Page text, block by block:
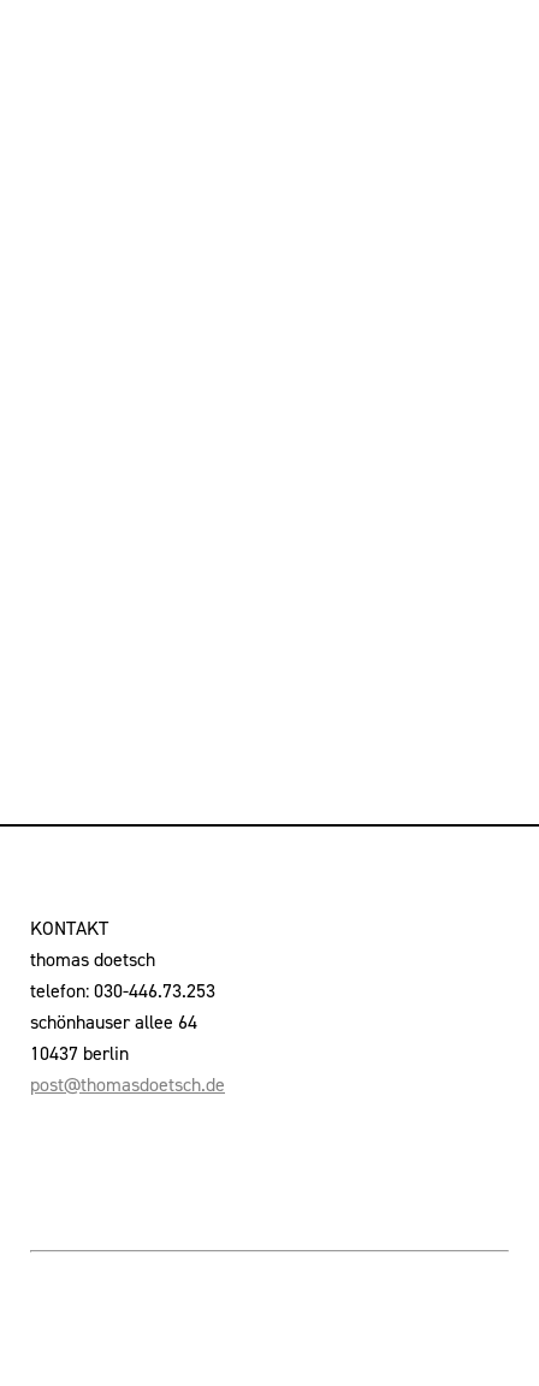
KONTAKT
thomas doetsch
telefon: 030-446.73.253
schönhauser allee 64
10437 berlin
post@thomasdoetsch.de